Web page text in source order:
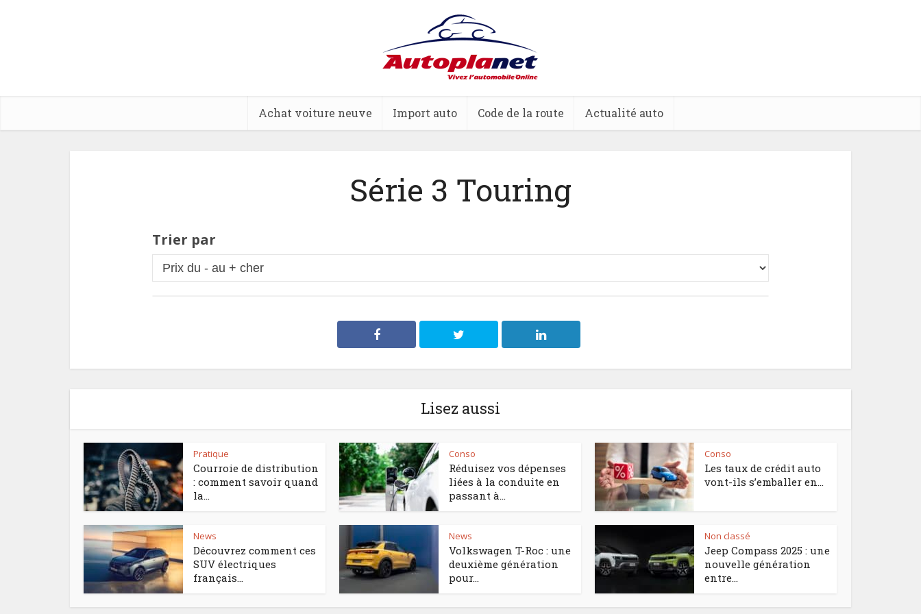
Achat voiture neuve Import auto Code de la route Actualité auto
Série 3 Touring
Trier par
Lisez aussi
Pratique
Courroie de distribution
: comment savoir quand
la...
Conso
Réduisez vos dépenses
liées à la conduite en
passant à...
Conso
Les taux de crédit auto
vont-ils s’emballer en...
News
Découvrez comment ces
SUV électriques
français...
News
Volkswagen T-Roc : une
deuxième génération
pour...
Non classé
Jeep Compass 2025 : une
nouvelle génération
entre...